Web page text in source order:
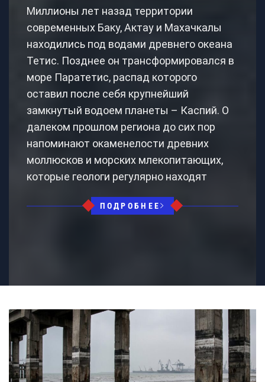
Миллионы лет назад территории
современных Баку, Актау и Махачкалы
находились под водами древнего океана
Тетис. Позднее он трансформировался в
море Паратетис, распад которого
оставил после себя крупнейший
замкнутый водоем планеты – Каспий. О
далеком прошлом региона до сих пор
напоминают окаменелости древних
моллюсков и морских млекопитающих,
которые геологи регулярно находят
ПОДРОБНЕЕ